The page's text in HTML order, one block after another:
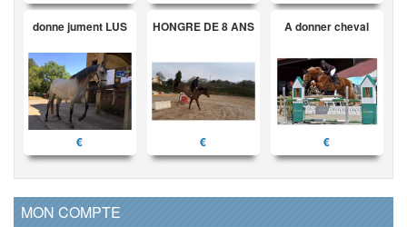
donne jument LUS
€
HONGRE DE 8 ANS
€
A donner cheval
€
MON COMPTE